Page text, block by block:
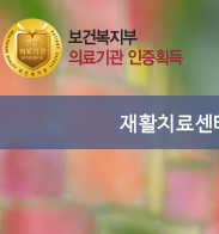
작업치료